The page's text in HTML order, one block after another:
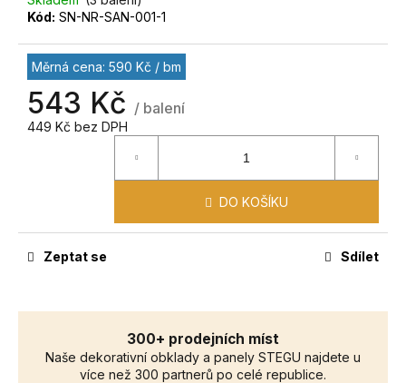
Kód: SN-NR-SAN-001-1
Měrná cena: 590 Kč / bm
543 Kč / balení
449 Kč bez DPH
DO KOŠÍKU
Zeptat se Sdílet
300+ prodejních míst
Naše dekorativní obklady a panely STEGU najdete u
více než 300 partnerů po celé republice.
u
č
u
m